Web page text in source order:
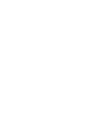
bitte hier.